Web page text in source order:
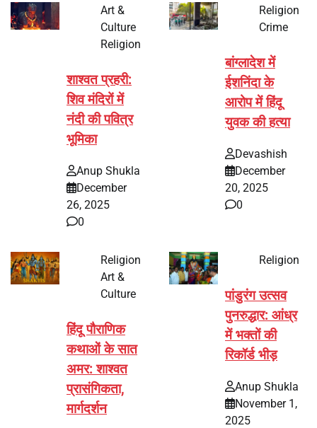
Art &
Culture
Religion
शाश्वत प्रहरी:
शिव मंदिरों में
नंदी की पवित्र
भूमिका
Anup Shukla
December
26, 2025
0
Religion
Crime
बांग्लादेश में
ईशनिंदा के
आरोप में हिंदू
युवक की हत्या
Devashish
December
20, 2025
0
Religion
Art &
Culture
हिंदू पौराणिक
कथाओं के सात
अमर: शाश्वत
प्रासंगिकता,
मार्गदर्शन
Religion
पांडुरंग उत्सव
पुनरुद्धार: आंध्र
में भक्तों की
रिकॉर्ड भीड़
Anup Shukla
November 1,
2025